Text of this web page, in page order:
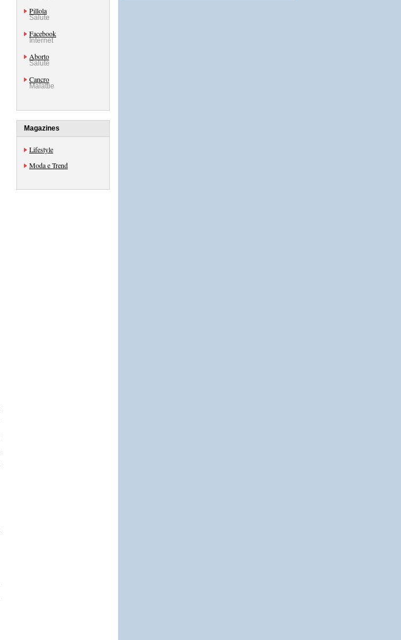
Pillola
Salute
Facebook
Internet
Aborto
Salute
Cancro
Malattie
Magazines
Lifestyle
Moda e Trend